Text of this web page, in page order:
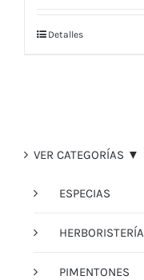
Detalles
VER CATEGORÍAS ▼
ESPECIAS
HERBORISTERÍA
PIMENTONES